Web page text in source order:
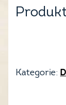
Kategorie: